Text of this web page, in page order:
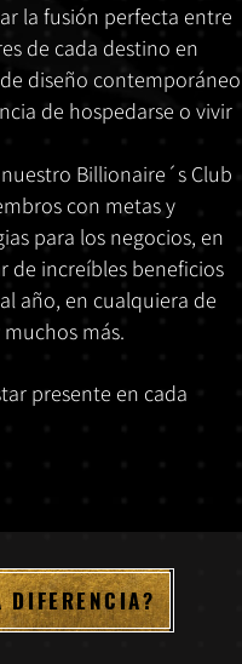
la fusión perfecta entre
de cada destino en
diseño contemporáneo
de hospedarse o vivir
Billionaire´s Club
con metas y
para los negocios, en
de increíbles beneficios
año, en cualquiera de
más.
presente en cada
DIFERENCIA?